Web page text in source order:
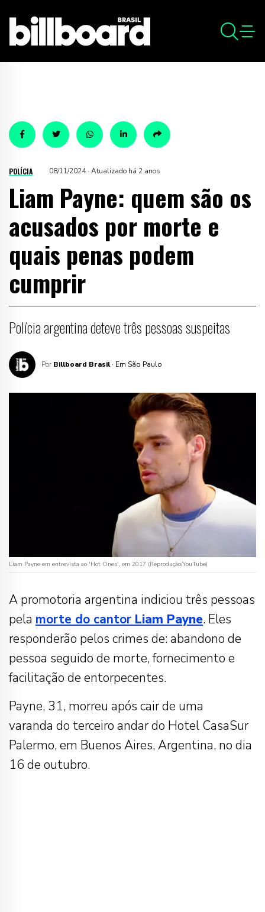
POLÍCIA 08/11/2024 · Atualizado há 2 anos
Liam Payne: quem são os
acusados por morte e
quais penas podem
cumprir
Polícia argentina deteve três pessoas suspeitas
Por Billboard Brasil · Em São Paulo
Liam Payne em entrevista ao 'Hot Ones', em 2017 (Reprodução/YouTube)
A promotoria argentina indiciou três pessoas
pela morte do cantor Liam Payne. Eles
responderão pelos crimes de: abandono de
pessoa seguido de morte, fornecimento e
facilitação de entorpecentes.
Payne, 31, morreu após cair de uma
varanda do terceiro andar do Hotel CasaSur
Palermo, em Buenos Aires, Argentina, no dia
16 de outubro.